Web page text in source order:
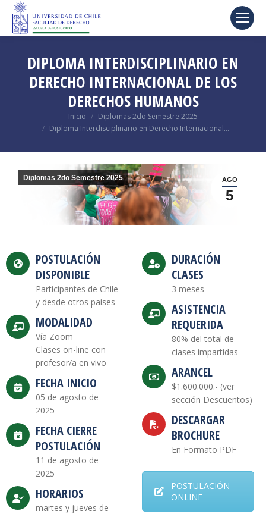
DIPLOMA INTERDISCIPLINARIO EN
DERECHO INTERNACIONAL DE LOS
DERECHOS HUMANOS
Inicio
Diplomas 2do Semestre 2025
Diploma Interdisciplinario en Derecho Internacional…
AGO
5
Diplomas 2do Semestre 2025
POSTULACIÓN
DISPONIBLE
Participantes de Chile
y desde otros países
MODALIDAD
Vía Zoom
Clases on-line con
profesor/a en vivo
FECHA INICIO
05 de agosto de
2025
FECHA CIERRE
POSTULACIÓN
11 de agosto de
2025
HORARIOS
martes y jueves de
DURACIÓN
CLASES
3 meses
ASISTENCIA
REQUERIDA
80% del total de
clases impartidas
ARANCEL
$1.600.000.- (ver
sección Descuentos)
DESCARGAR
BROCHURE
En Formato PDF
POSTULACIÓN
ONLINE